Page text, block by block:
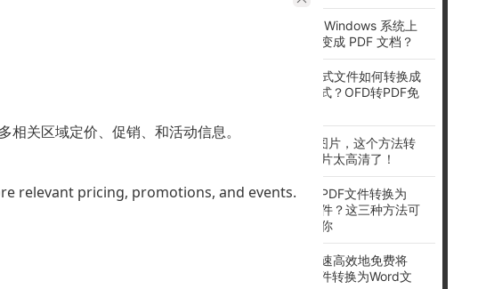
关区域定价、促销、和活动信息。
relevant pricing, promotions, and events.
如何在 Windows 系统上
把图片变成 PDF 文档？
OFD格式文件如何转换成
PDF格式？OFD转PDF免
pdf转图片，这个方法转
出的图片太高清了！
如何将PDF文件转换为
CSV文件？这三种方法可
以帮到你
如何快速高效地免费将
PDF文件转换为Word文